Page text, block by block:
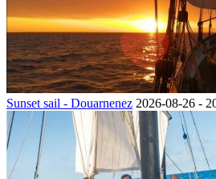
Sunset sail - Douarnenez 2026-08-26 -